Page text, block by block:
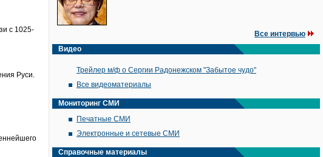
с 1025-
Руси.
Все интервью
Видео
Трейлер м/ф о Сергии Радонежском "Забытое чудо"
Все видеоматериалы
Мониторинг СМИ
Печатные СМИ
Электронные и сетевые СМИ
Справочные материалы